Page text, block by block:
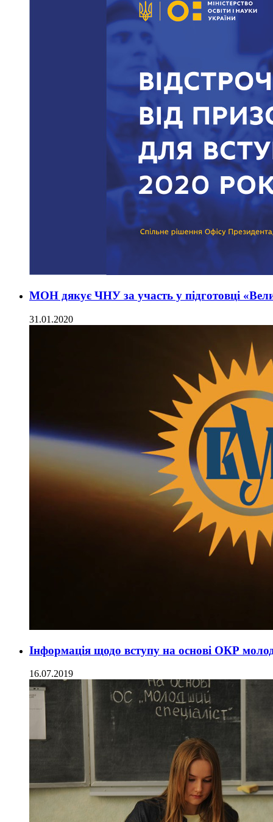
МОН дякує ЧНУ за участь у підготовці
31.01.2020
Інформація щодо вступу на основі ОКР
16.07.2019